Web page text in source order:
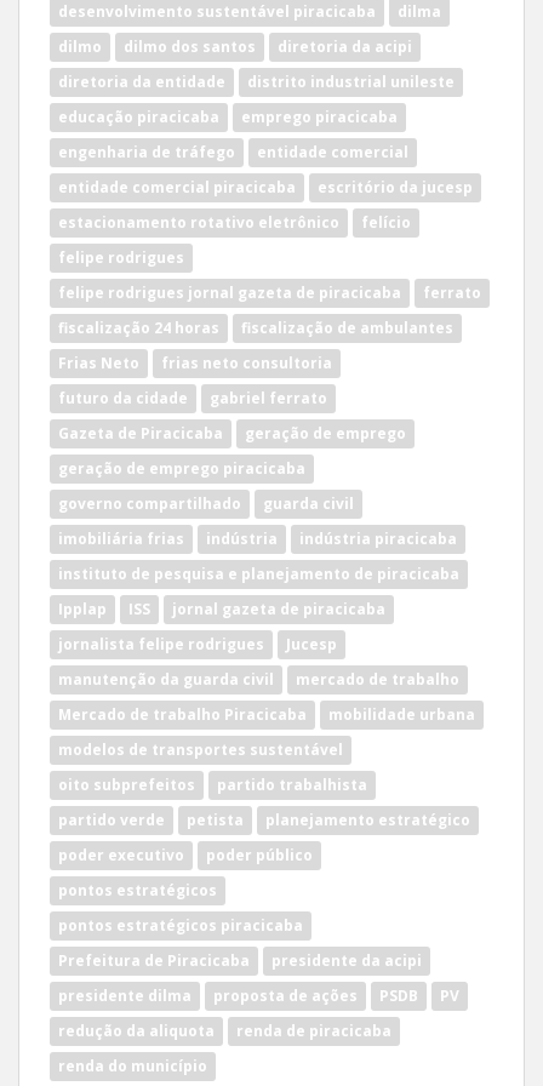
desenvolvimento sustentável piracicaba
dilma
dilmo
dilmo dos santos
diretoria da acipi
diretoria da entidade
distrito industrial unileste
educação piracicaba
emprego piracicaba
engenharia de tráfego
entidade comercial
entidade comercial piracicaba
escritório da jucesp
estacionamento rotativo eletrônico
felício
felipe rodrigues
felipe rodrigues jornal gazeta de piracicaba
ferrato
fiscalização 24 horas
fiscalização de ambulantes
Frias Neto
frias neto consultoria
futuro da cidade
gabriel ferrato
Gazeta de Piracicaba
geração de emprego
geração de emprego piracicaba
governo compartilhado
guarda civil
imobiliária frias
indústria
indústria piracicaba
instituto de pesquisa e planejamento de piracicaba
Ipplap
ISS
jornal gazeta de piracicaba
jornalista felipe rodrigues
Jucesp
manutenção da guarda civil
mercado de trabalho
Mercado de trabalho Piracicaba
mobilidade urbana
modelos de transportes sustentável
oito subprefeitos
partido trabalhista
partido verde
petista
planejamento estratégico
poder executivo
poder público
pontos estratégicos
pontos estratégicos piracicaba
Prefeitura de Piracicaba
presidente da acipi
presidente dilma
proposta de ações PSDB
PV
redução da aliquota
renda de piracicaba
renda do município